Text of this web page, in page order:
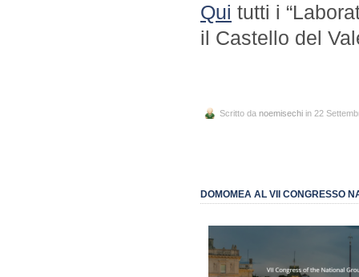
Qui tutti i
il Castello del
Scritto da noemisechi in 22
DOMOMEA AL VII CONGRESSO